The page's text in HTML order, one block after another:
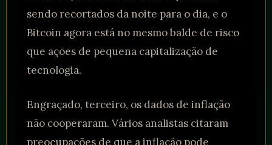
sendo recortados da noite para o dia, e o
Bitcoin agora está no mesmo balde de risco
que ações de pequena capitalização de
tecnologia.
Engraçado, terceiro, os dados de inflação
não cooperaram. Vários analistas citaram
preocupações de que a inflação pode